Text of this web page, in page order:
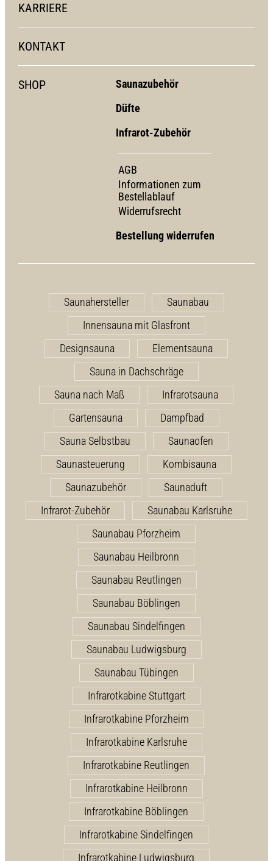
KARRIERE
KONTAKT
SHOP
Saunazubehör
Düfte
Infrarot-Zubehör
AGB
Informationen zum
Bestellablauf
Widerrufsrecht
Bestellung widerrufen
Saunahersteller
Saunabau
Innensauna mit Glasfront
Designsauna
Elementsauna
Sauna in Dachschräge
Sauna nach Maß
Infrarotsauna
Gartensauna
Dampfbad
Sauna Selbstbau
Saunaofen
Saunasteuerung
Kombisauna
Saunazubehör
Saunaduft
Infrarot-Zubehör
Saunabau Karlsruhe
Saunabau Pforzheim
Saunabau Heilbronn
Saunabau Reutlingen
Saunabau Böblingen
Saunabau Sindelfingen
Saunabau Ludwigsburg
Saunabau Tübingen
Infrarotkabine Stuttgart
Infrarotkabine Pforzheim
Infrarotkabine Karlsruhe
Infrarotkabine Reutlingen
Infrarotkabine Heilbronn
Infrarotkabine Böblingen
Infrarotkabine Sindelfingen
Infrarotkabine Ludwigsburg